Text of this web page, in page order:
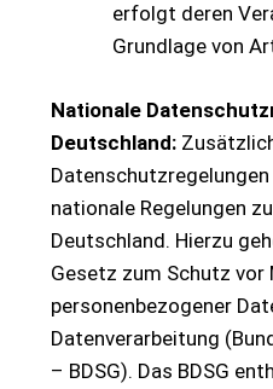
erfolgt deren
Grundlage von
Nationale
Deutschland:
Datenschutzregelungen
nationale Regelungen
Deutschland. Hierzu
Gesetz zum Schutz vor
personenbezogener
Datenverarbeitung
– BDSG). Das BDSG